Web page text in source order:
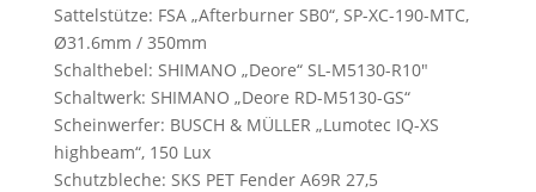
Sattelstütze: FSA „Afterburner SB0“, SP-XC-190-MTC,
Ø31.6mm / 350mm
Schalthebel: SHIMANO „Deore“ SL-M5130-R10″
Schaltwerk: SHIMANO „Deore RD-M5130-GS“
Scheinwerfer: BUSCH & MÜLLER „Lumotec IQ-XS
highbeam“, 150 Lux
Schutzbleche: SKS PET Fender A69R 27,5